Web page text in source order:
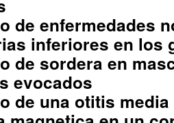
de enfermedades
inferiores en los
de sordera en
evocados
de una otitis